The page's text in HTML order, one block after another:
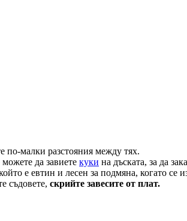
по-малки разстояния между тях.
да завиете куки на дъската, за да
е евтин и лесен за подмяна, когато се
съдовете, скрийте завесите от плат.